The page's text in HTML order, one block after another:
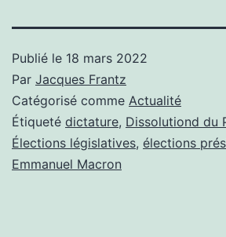
Publié le 18 mars 2022
Par Jacques Frantz
Catégorisé comme Actualité
Étiqueté dictature, Dissolutiond du
Élections législatives, élections
Emmanuel Macron